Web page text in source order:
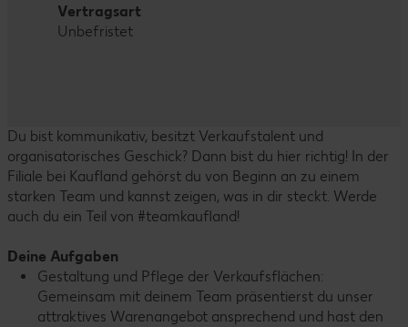
Vertragsart
Unbefristet
Du bist kommunikativ, besitzt Verkaufstalent und
organisatorisches Geschick? Dann bist du hier richtig! In der
Filiale bei Kaufland gehörst du von Beginn an zu einem
starken Team und kannst zeigen, was in dir steckt. Werde
auch du ein Teil von #teamkaufland!
Deine Aufgaben
Gestaltung und Pflege der Verkaufsflächen:
Gemeinsam mit deinem Team präsentierst du unser
attraktives Warenangebot ansprechend und hast den